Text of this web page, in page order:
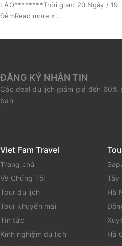
LÀO********Thời gian: 20 Ngày / 19
ĐêmRead more »...
ĐĂNG KÝ NHẬN TIN
Các deal du lịch giảm giá đến 60%
bạn
Viet Fam Travel
Trang chủ
Về Chúng Tôi
Tour du lịch
Tour khuyến mãi
Tin tức
Kinh nghiệm du lịch
Tây
Hà
Hà